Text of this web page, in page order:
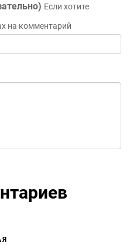
Если хотите
на комментарий